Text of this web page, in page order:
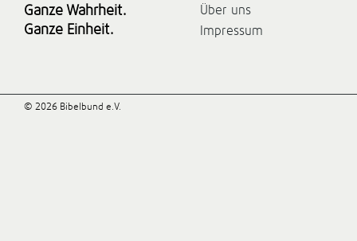
Ganze Wahrheit.
Ganze Einheit.
Über uns
Impressum
© 2026 Bibelbund e.V.